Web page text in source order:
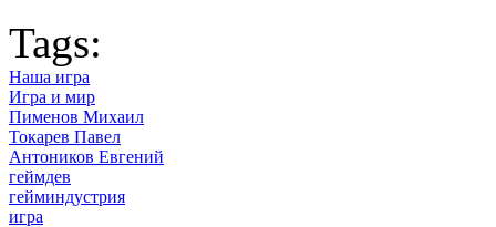
Tags:
Наша игра
Игра и мир
Пименов Михаил
Токарев Павел
Антоников Евгений
геймдев
гейминдустрия
игра